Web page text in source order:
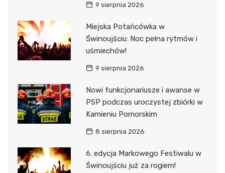
9 sierpnia 2026
Miejska Potańcówka w
Świnoujściu: Noc pełna rytmów i
uśmiechów!
9 sierpnia 2026
Nowi funkcjonariusze i awanse w
PSP podczas uroczystej zbiórki w
Kamieniu Pomorskim
8 sierpnia 2026
6. edycja Markowego Festiwalu w
Świnoujściu już za rogiem!